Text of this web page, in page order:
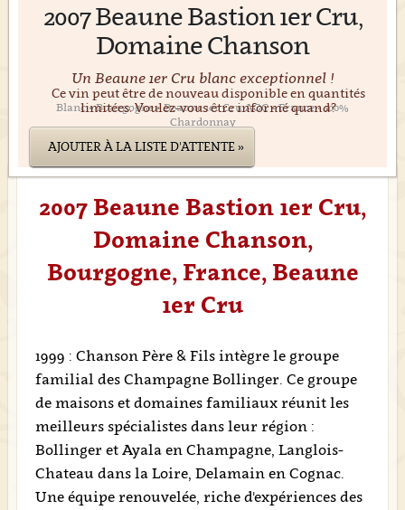
2007 Beaune Bastion 1er Cru,
Domaine Chanson
Un Beaune 1er Cru blanc exceptionnel !
Blanc • Bourgogne • Beaune 1er Cru AOC • France • 100%
Chardonnay
Ce vin peut être de nouveau disponible en quantités
limitées. Voulez-vous être informé quand?
AJOUTER À LA LISTE D'ATTENTE »
2007 Beaune Bastion 1er Cru,
Domaine Chanson,
Bourgogne, France, Beaune
1er Cru
1999 : Chanson Père & Fils intègre le groupe
familial des Champagne Bollinger. Ce groupe
de maisons et domaines familiaux réunit les
meilleurs spécialistes dans leur région :
Bollinger et Ayala en Champagne, Langlois-
Chateau dans la Loire, Delamain en Cognac.
Une équipe renouvelée, riche d'expériences des